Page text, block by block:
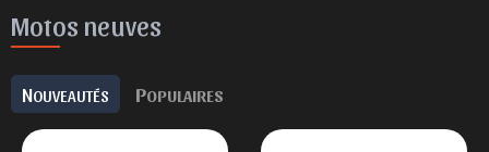
Motos neuves
NOUVEAUTÉS POPULAIRES